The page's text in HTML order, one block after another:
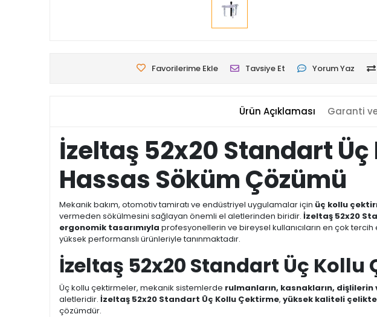
Favorilerime Ekle Tavsiye Et Yorum Yaz
Ürün Açıklaması Garanti
İzeltaş 52x20 Standart
Hassas Söküm Çözümü
Mekanik bakım, otomotiv tamiratı ve endüstriyel uygulamalar için üç kollu
vermeden sökülmesini sağlayan önemli el aletlerinden biridir. İzeltaş 52x20
ergonomik tasarımıyla profesyonellerin ve bireysel kullanıcıların en çok
yüksek performanslı ürünleriyle tanınmaktadır.
İzeltaş 52x20 Standart Üç Kollu
Üç kollu çektirmeler, mekanik sistemlerde rulmanların, kasnakların, dişlilerin
aletleridir. İzeltaş 52x20 Standart Üç Kollu Çektirme, yüksek kaliteli
çözümdür.